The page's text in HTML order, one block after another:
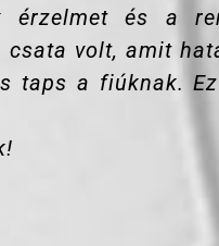
és a
volt, amit
taps a fiúknak.